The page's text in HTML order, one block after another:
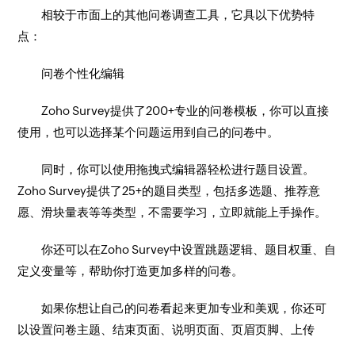
相较于市面上的其他问卷调查工具，它具以下优势特
点：
问卷个性化编辑
Zoho Survey提供了200+专业的问卷模板，你可以直接
使用，也可以选择某个问题运用到自己的问卷中。
同时，你可以使用拖拽式编辑器轻松进行题目设置。
Zoho Survey提供了25+的题目类型，包括多选题、推荐意
愿、滑块量表等等类型，不需要学习，立即就能上手操作。
你还可以在Zoho Survey中设置跳题逻辑、题目权重、自
定义变量等，帮助你打造更加多样的问卷。
如果你想让自己的问卷看起来更加专业和美观，你还可
以设置问卷主题、结束页面、说明页面、页眉页脚、上传